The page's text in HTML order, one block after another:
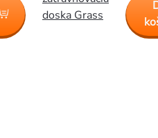
doska Grass